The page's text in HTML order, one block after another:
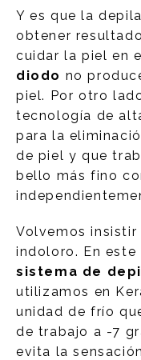
Y es que la
obtener
cuidar la piel en
diodo no
piel. Por otro
tecnología de
para la
de piel y que
bello más fino
Volvemos
indoloro. En
sistema de
utilizamos en
unidad de frío
de trabajo a -7
evita la